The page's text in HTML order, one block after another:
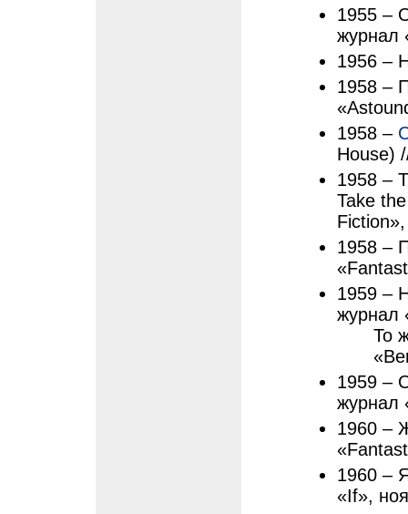
1955 –
журнал
1956 –
1958 –
1958 –
House)
1958 –
Take
1958 –
1959 –
журнал
То
1959 –
журнал
1960 –
1960 –
«If»,